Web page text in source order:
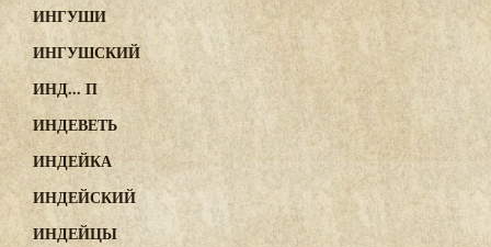
ИНГУШИ
ИНГУШСКИЙ
ИНД... П
ИНДЕВЕТЬ
ИНДЕЙКА
ИНДЕЙСКИЙ
ИНДЕЙЦЫ